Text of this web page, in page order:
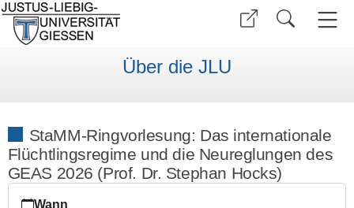
Über die JLU
StaMM-Ringvorlesung: Das internationale
Flüchtlingsregime und die Neureglungen des
GEAS 2026 (Prof. Dr. Stephan Hocks)
Wann